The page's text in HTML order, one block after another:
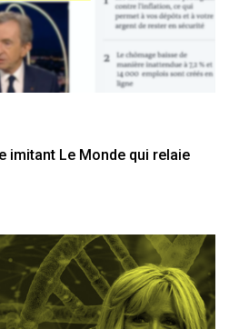
imitant Le Monde qui relaie